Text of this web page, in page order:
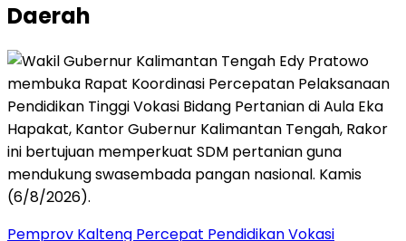
Daerah
Pemprov Kalteng Percepat Pendidikan Vokasi